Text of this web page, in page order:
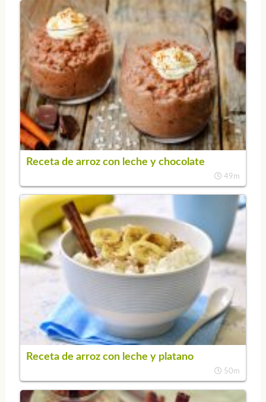
Receta de arroz con leche y chocolate
49m
Receta de arroz con leche y platano
50m